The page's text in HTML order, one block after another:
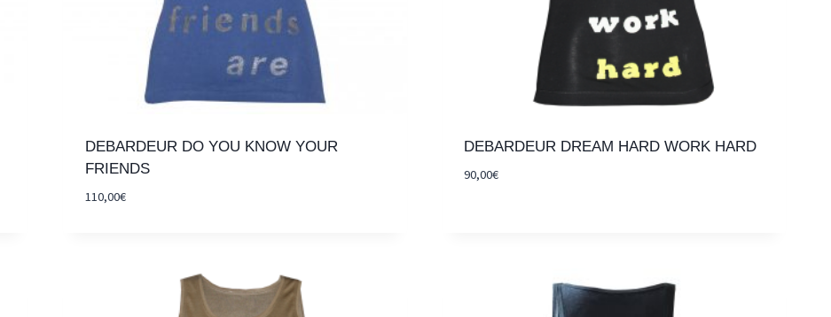
DEBARDEUR DO YOU KNOW YOUR
FRIENDS
110,00€
DEBARDEUR DREAM HARD WORK HARD
90,00€